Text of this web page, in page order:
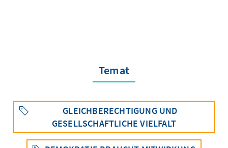
Temat
GLEICHBERECHTIGUNG UND
GESELLSCHAFTLICHE VIELFALT